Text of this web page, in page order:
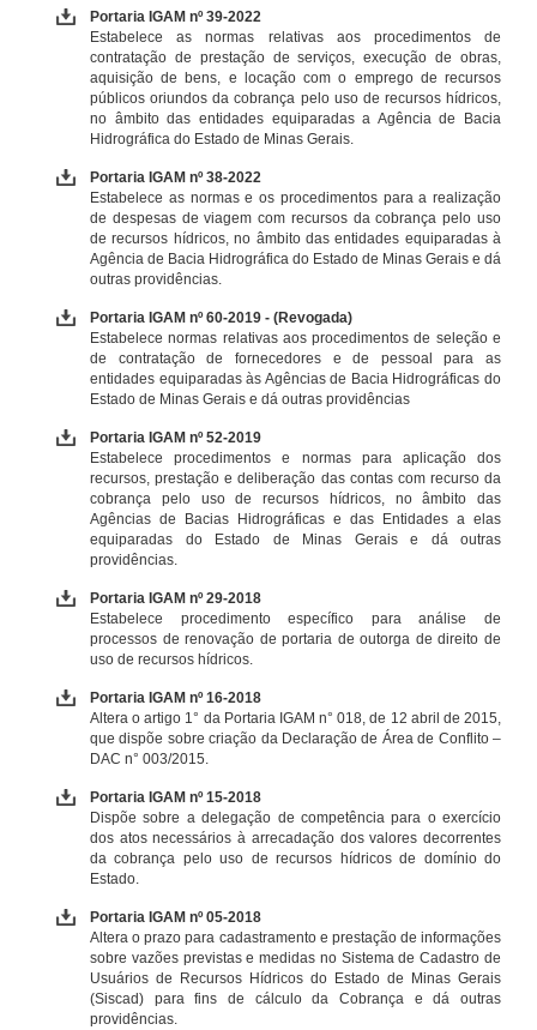
Portaria IGAM nº 39-2022
Estabelece as normas relativas aos procedimentos de
contratação de prestação de serviços, execução de obras,
aquisição de bens, e locação com o emprego de recursos
públicos oriundos da cobrança pelo uso de recursos hídricos,
no âmbito das entidades equiparadas a Agência de Bacia
Hidrográfica do Estado de Minas Gerais.
Portaria IGAM nº 38-2022
Estabelece as normas e os procedimentos para a realização
de despesas de viagem com recursos da cobrança pelo uso
de recursos hídricos, no âmbito das entidades equiparadas à
Agência de Bacia Hidrográfica do Estado de Minas Gerais e dá
outras providências.
Portaria IGAM nº 60-2019 - (Revogada)
Estabelece normas relativas aos procedimentos de seleção e
de contratação de fornecedores e de pessoal para as
entidades equiparadas às Agências de Bacia Hidrográficas do
Estado de Minas Gerais e dá outras providências
Portaria IGAM nº 52-2019
Estabelece procedimentos e normas para aplicação dos
recursos, prestação e deliberação das contas com recurso da
cobrança pelo uso de recursos hídricos, no âmbito das
Agências de Bacias Hidrográficas e das Entidades a elas
equiparadas do Estado de Minas Gerais e dá outras
providências.
Portaria IGAM nº 29-2018
Estabelece procedimento específico para análise de
processos de renovação de portaria de outorga de direito de
uso de recursos hídricos.
Portaria IGAM nº 16-2018
Altera o artigo 1° da Portaria IGAM n° 018, de 12 abril de 2015,
que dispõe sobre criação da Declaração de Área de Conflito –
DAC n° 003/2015.
Portaria IGAM nº 15-2018
Dispõe sobre a delegação de competência para o exercício
dos atos necessários à arrecadação dos valores decorrentes
da cobrança pelo uso de recursos hídricos de domínio do
Estado.
Portaria IGAM nº 05-2018
Altera o prazo para cadastramento e prestação de informações
sobre vazões previstas e medidas no Sistema de Cadastro de
Usuários de Recursos Hídricos do Estado de Minas Gerais
(Siscad) para fins de cálculo da Cobrança e dá outras
providências.